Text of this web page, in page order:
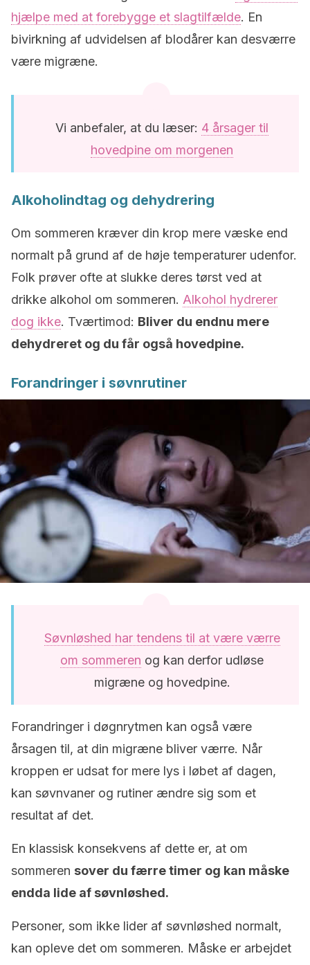
hjælpe med at forebygge et slagtilfælde. En
bivirkning af udvidelsen af blodårer kan desværre
være migræne.
Vi anbefaler, at du læser: 4 årsager til
hovedpine om morgenen
Alkoholindtag og dehydrering
Om sommeren kræver din krop mere væske end
normalt på grund af de høje temperaturer udenfor.
Folk prøver ofte at slukke deres tørst ved at
drikke alkohol om sommeren. Alkohol hydrerer
dog ikke. Tværtimod: Bliver du endnu mere
dehydreret og du får også hovedpine.
Forandringer i søvnrutiner
Søvnløshed har tendens til at være værre
om sommeren og kan derfor udløse
migræne og hovedpine.
Forandringer i døgnrytmen kan også være
årsagen til, at din migræne bliver værre. Når
kroppen er udsat for mere lys i løbet af dagen,
kan søvnvaner og rutiner ændre sig som et
resultat af det.
En klassisk konsekvens af dette er, at om
sommeren sover du færre timer og kan måske
endda lide af søvnløshed.
Personer, som ikke lider af søvnløshed normalt,
kan opleve det om sommeren. Måske er arbejdet